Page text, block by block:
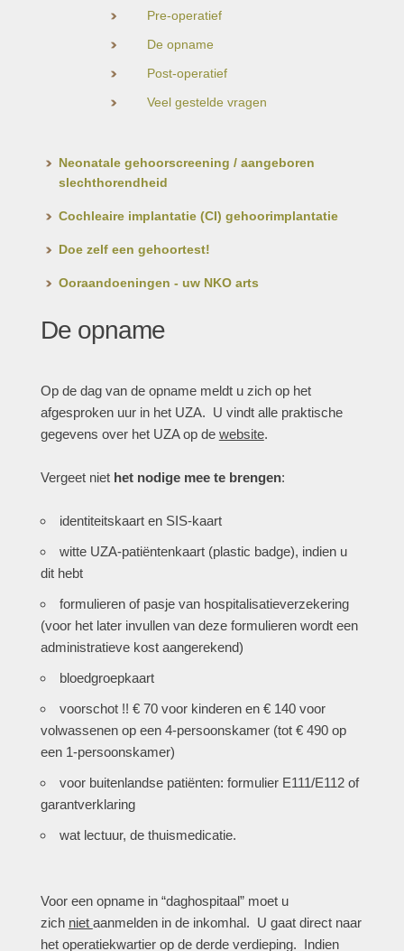
Pre-operatief
De opname
Post-operatief
Veel gestelde vragen
Neonatale gehoorscreening / aangeboren
slechthorendheid
Cochleaire implantatie (CI) gehoorimplantatie
Doe zelf een gehoortest!
Ooraandoeningen - uw NKO arts
De opname
Op de dag van de opname meldt u zich op het
afgesproken uur in het UZA. U vindt alle praktische
gegevens over het UZA op de website.
Vergeet niet het nodige mee te brengen:
identiteitskaart en SIS-kaart
witte UZA-patiëntenkaart (plastic badge), indien u
dit hebt
formulieren of pasje van hospitalisatieverzekering
(voor het later invullen van deze formulieren wordt een
administratieve kost aangerekend)
bloedgroepkaart
voorschot !! € 70 voor kinderen en € 140 voor
volwassenen op een 4-persoonskamer (tot € 490 op
een 1-persoonskamer)
voor buitenlandse patiënten: formulier E111/E112 of
garantverklaring
wat lectuur, de thuismedicatie.
Voor een opname in “daghospitaal” moet u
zich niet aanmelden in de inkomhal. U gaat direct naar
het operatiekwartier op de derde verdieping. Indien